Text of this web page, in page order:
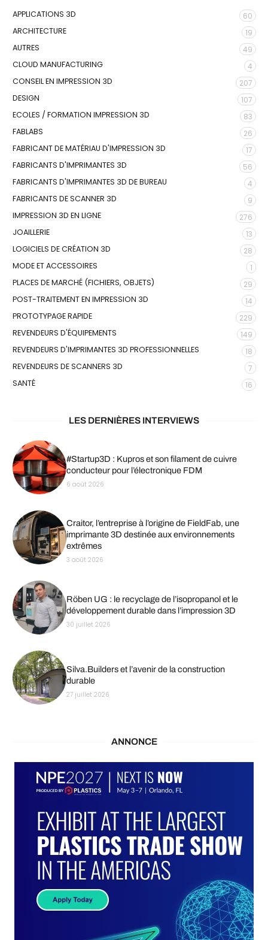
APPLICATIONS 3D
60
ARCHITECTURE
19
AUTRES
49
CLOUD MANUFACTURING
4
CONSEIL EN IMPRESSION 3D
207
DESIGN
107
ECOLES / FORMATION IMPRESSION 3D
83
FABLABS
26
FABRICANT DE MATÉRIAU D'IMPRESSION 3D
17
FABRICANTS D'IMPRIMANTES 3D
56
FABRICANTS D'IMPRIMANTES 3D DE BUREAU
4
FABRICANTS DE SCANNER 3D
9
IMPRESSION 3D EN LIGNE
276
JOAILLERIE
13
LOGICIELS DE CRÉATION 3D
28
MODE ET ACCESSOIRES
1
PLACES DE MARCHÉ (FICHIERS, OBJETS)
29
POST-TRAITEMENT EN IMPRESSION 3D
14
PROTOTYPAGE RAPIDE
229
REVENDEURS D'ÉQUIPEMENTS
149
REVENDEURS D'IMPRIMANTES 3D PROFESSIONNELLES
18
REVENDEURS DE SCANNERS 3D
7
SANTÉ
16
LES DERNIÈRES INTERVIEWS
#Startup3D : Kupros et son filament de cuivre
conducteur pour l’électronique FDM
6 août 2026
Craitor, l’entreprise à l’origine de FieldFab, une
imprimante 3D destinée aux environnements
extrêmes
3 août 2026
Röben UG : le recyclage de l’isopropanol et le
développement durable dans l’impression 3D
30 juillet 2026
Silva.Builders et l’avenir de la construction
durable
27 juillet 2026
ANNONCE